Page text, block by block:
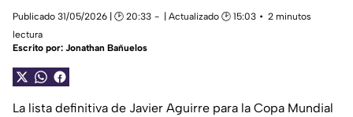
Publicado 31/05/2026 | 🕑 20:33 | Actualizado 🕑 15:03
2 minutos
lectura
Escrito por: Jonathan Bañuelos
La lista definitiva de Javier Aguirre para la Copa Mundial